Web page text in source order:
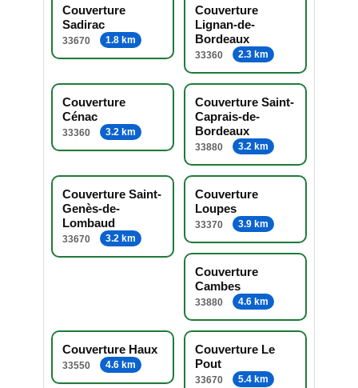
Couverture
Sadirac
33670 1.8 km
Couverture
Lignan-de-
Bordeaux
33360 2.3 km
Couverture
Cénac
33360 3.2 km
Couverture Saint-
Caprais-de-
Bordeaux
33880 3.2 km
Couverture Saint-
Genès-de-
Lombaud
33670 3.2 km
Couverture
Loupes
33370 3.9 km
Couverture
Cambes
33880 4.6 km
Couverture Haux
33550 4.6 km
Couverture Le
Pout
33670 5.4 km